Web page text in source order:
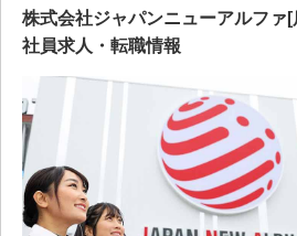
株式会社ジャパンニューアルファ
社員求人・転職情報